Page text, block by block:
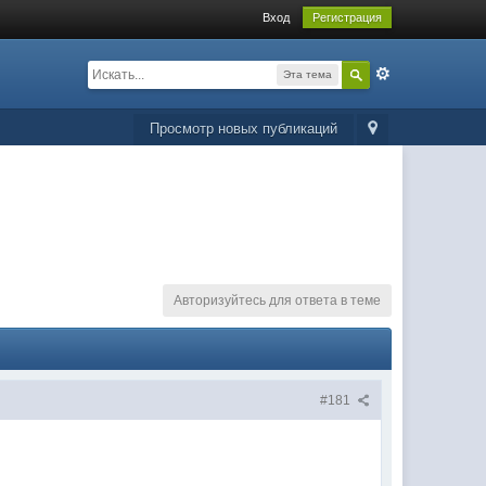
Вход Регистрация
Эта тема
Просмотр новых публикаций
Авторизуйтесь для ответа в теме
#181